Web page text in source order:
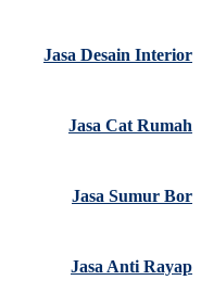
Jasa Desain Interior
Jasa Cat Rumah
Jasa Sumur Bor
Jasa Anti Rayap